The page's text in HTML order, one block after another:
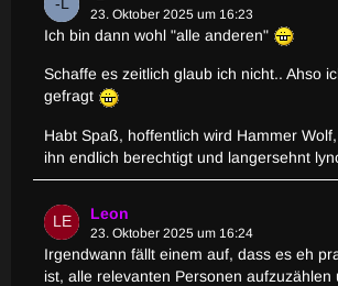
23. Oktober 2025 um 16:23
Ich bin dann wohl "alle anderen"
Schaffe es zeitlich glaub ich nicht.. Ahso
gefragt
Habt Spaß, hoffentlich wird Hammer
ihn endlich berechtigt und langersehnt
Leon
23. Oktober 2025 um 16:24
Irgendwann fällt einem auf, dass es eh
ist, alle relevanten Personen aufzuzählen